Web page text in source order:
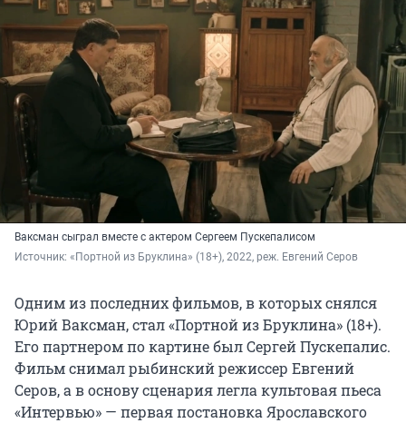
Ваксман сыграл вместе с актером Сергеем Пускепалисом
Источник: «Портной из Бруклина» (18+), 2022, реж. Евгений Серов
Одним из последних фильмов, в которых снялся
Юрий Ваксман, стал «Портной из Бруклина» (18+).
Его партнером по картине был Сергей Пускепалис.
Фильм снимал рыбинский режиссер Евгений
Серов, а в основу сценария легла культовая пьеса
«Интервью» — первая постановка Ярославского